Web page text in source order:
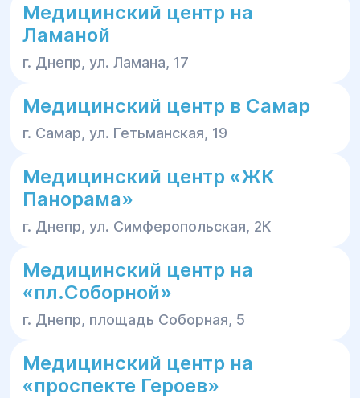
Медицинский центр на
Ламаной
г. Днепр, ул. Ламана, 17
Медицинский центр в Самар
г. Самар, ул. Гетьманская, 19
Медицинский центр «ЖК
Панорама»
г. Днепр, ул. Симферопольская, 2К
Медицинский центр на
«пл.Соборной»
г. Днепр, площадь Соборная, 5
Медицинский центр на
«проспекте Героев»